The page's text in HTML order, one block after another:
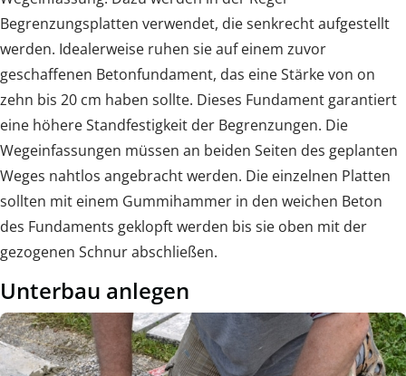
Begrenzungsplatten verwendet, die senkrecht aufgestellt
werden. Idealerweise ruhen sie auf einem zuvor
geschaffenen Betonfundament, das eine Stärke von on
zehn bis 20 cm haben sollte. Dieses Fundament garantiert
eine höhere Standfestigkeit der Begrenzungen. Die
Wegeinfassungen müssen an beiden Seiten des geplanten
Weges nahtlos angebracht werden. Die einzelnen Platten
sollten mit einem Gummihammer in den weichen Beton
des Fundaments geklopft werden bis sie oben mit der
gezogenen Schnur abschließen.
Unterbau anlegen